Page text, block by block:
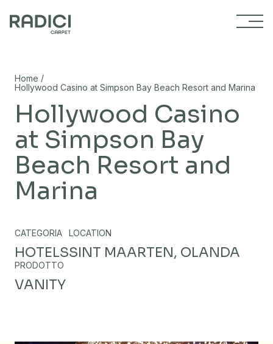
Home /
Hollywood Casino at Simpson Bay Beach Resort and Marina
Hollywood Casino
at Simpson Bay
Beach Resort and
Marina
CATEGORIA
HOTELS
LOCATION
SINT MAARTEN, OLANDA
PRODOTTO
VANITY